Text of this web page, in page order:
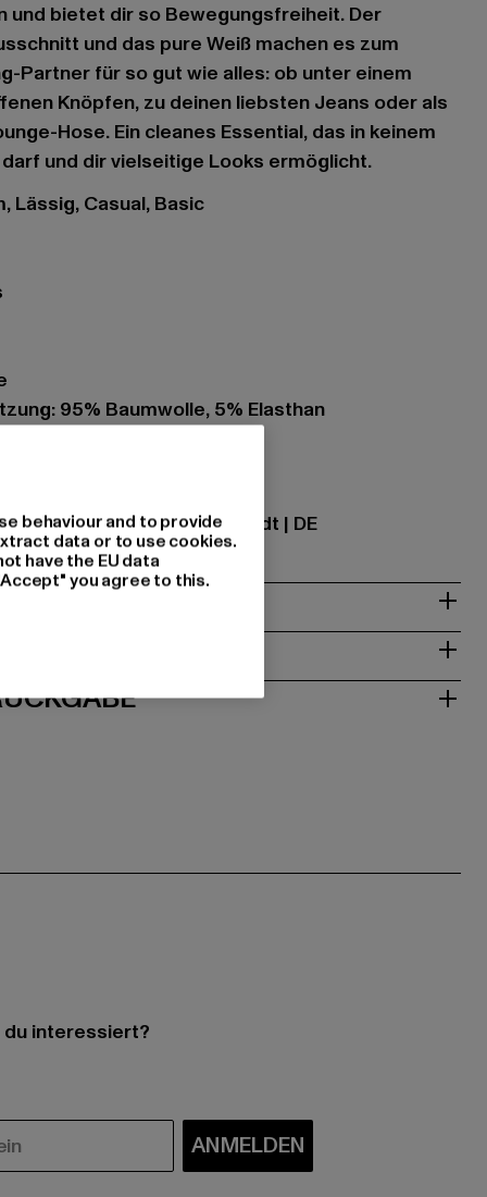
und bietet dir so Bewegungsfreiheit. Der
und das pure Weiß machen es zum
Partner für so gut wie alles: ob unter einem
Knöpfen, zu deinen liebsten Jeans oder als
Hose. Ein cleanes Essential, das in keinem
und dir vielseitige Looks ermöglicht.
Lässig, Casual, Basic
95% Baumwolle, 5% Elasthan
GmbH |
7 | 64372 Ober-Ramstadt | DE
PASSFORM
interessiert?
ANMELDEN
behaviour and to provide
data or to use cookies.
have the EU data
you agree to this.